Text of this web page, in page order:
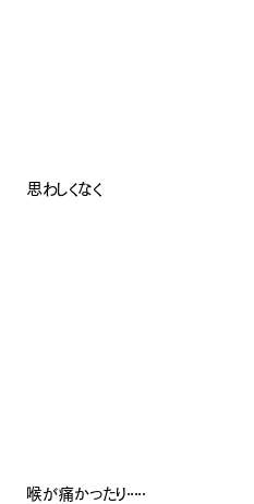
思わしくなく
喉が痛かったり・・・・・